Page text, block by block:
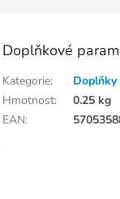
Doplňkové
Kategorie:
Hmotnost:
0.25 kg
EAN: